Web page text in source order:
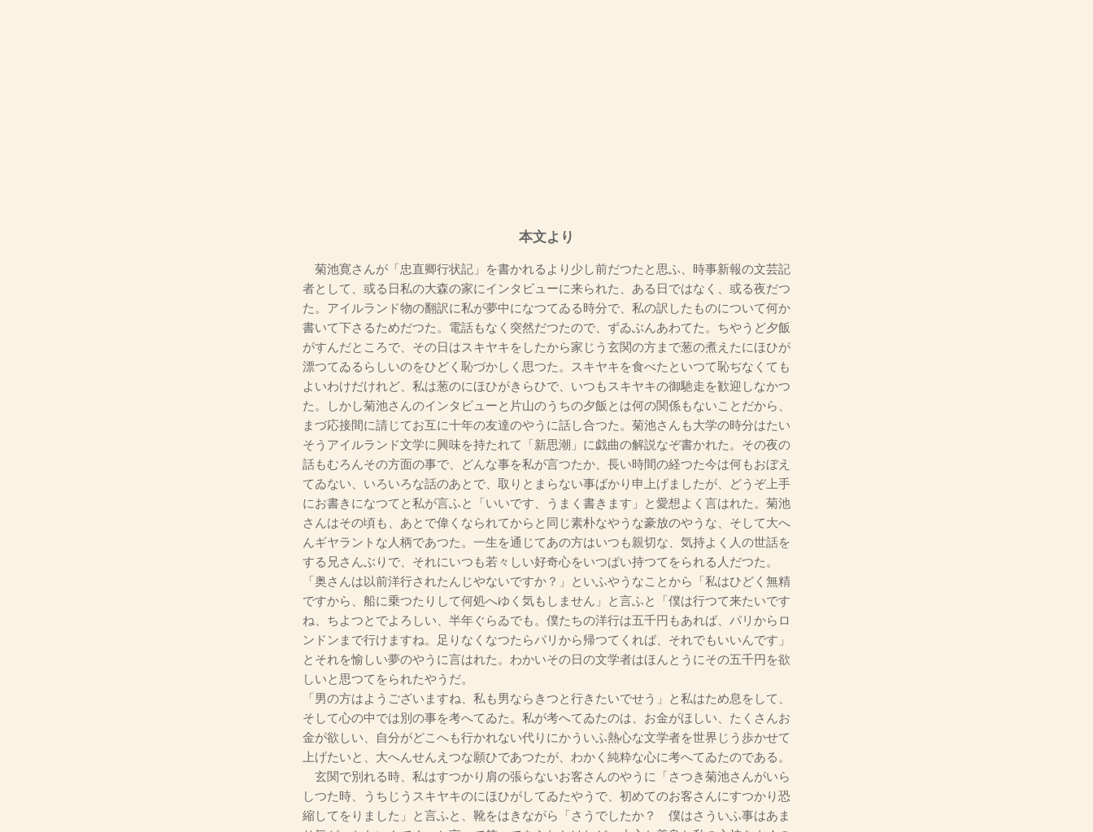
本文より
菊池寛さんが「忠直卿行状記」を書かれるより少し前だつたと思ふ、時事新報の文芸記
者として、或る日私の大森の家にインタビューに来られた、ある日ではなく、或る夜だつ
た。アイルランド物の翻訳に私が夢中になつてゐる時分で、私の訳したものについて何か
書いて下さるためだつた。電話もなく突然だつたので、ずゐぶんあわてた。ちやうど夕飯
がすんだところで、その日はスキヤキをしたから家じう玄関の方まで葱の煮えたにほひが
漂つてゐるらしいのをひどく恥づかしく思つた。スキヤキを食べたといつて恥ぢなくても
よいわけだけれど、私は葱のにほひがきらひで、いつもスキヤキの御馳走を歓迎しなかつ
た。しかし菊池さんのインタビューと片山のうちの夕飯とは何の関係もないことだから、
まづ応接間に請じてお互に十年の友達のやうに話し合つた。菊池さんも大学の時分はたい
そうアイルランド文学に興味を持たれて「新思潮」に戯曲の解説なぞ書かれた。その夜の
話もむろんその方面の事で、どんな事を私が言つたか、長い時間の経つた今は何もおぼえ
てゐない、いろいろな話のあとで、取りとまらない事ばかり申上げましたが、どうぞ上手
にお書きになつてと私が言ふと「いいです、うまく書きます」と愛想よく言はれた。菊池
さんはその頃も、あとで偉くなられてからと同じ素朴なやうな豪放のやうな、そして大へ
んギヤラントな人柄であつた。一生を通じてあの方はいつも親切な、気持よく人の世話を
する兄さんぶりで、それにいつも若々しい好奇心をいつぱい持つてをられる人だつた。
「奥さんは以前洋行されたんじやないですか？」といふやうなことから「私はひどく無精
ですから、船に乗つたりして何処へゆく気もしません」と言ふと「僕は行つて来たいです
ね、ちよつとでよろしい、半年ぐらゐでも。僕たちの洋行は五千円もあれば、パリからロ
ンドンまで行けますね。足りなくなつたらパリから帰つてくれば、それでもいいんです」
とそれを愉しい夢のやうに言はれた。わかいその日の文学者はほんとうにその五千円を欲
しいと思つてをられたやうだ。
「男の方はようございますね、私も男ならきつと行きたいでせう」と私はため息をして、
そして心の中では別の事を考へてゐた。私が考へてゐたのは、お金がほしい、たくさんお
金が欲しい、自分がどこへも行かれない代りにかういふ熱心な文学者を世界じう歩かせて
上げたいと、大へんせんえつな願ひであつたが、わかく純粋な心に考へてゐたのである。
玄関で別れる時、私はすつかり肩の張らないお客さんのやうに「さつき菊池さんがいら
しつた時、うちじうスキヤキのにほひがしてゐたやうで、初めてのお客さんにすつかり恐
縮してをりました」と言ふと、靴をはきながら「さうでしたか？ 僕はさういふ事はあま